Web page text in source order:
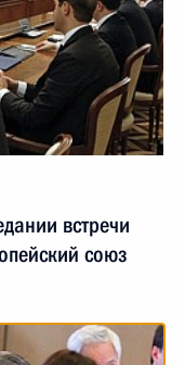
встречи
союз